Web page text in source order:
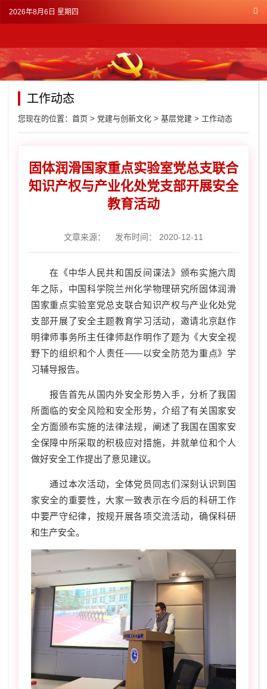
2026年8月6日 星期四
工作动态
您现在的位置： 首页 > 党建与创新文化 > 基层党建 > 工作动态
固体润滑国家重点实验室党总支联合
知识产权与产业化处党支部开展安全
教育活动
文章来源： 发布时间： 2020-12-11
在《中华人民共和国反间谍法》颁布实施六周
年之际，中国科学院兰州化学物理研究所固体润滑
国家重点实验室党总支联合知识产权与产业化处党
支部开展了安全主题教育学习活动，邀请北京赵作
明律师事务所主任律师赵作明作了题为《大安全视
野下的组织和个人责任——以安全防范为重点》学
习辅导报告。
报告首先从国内外安全形势入手，分析了我国
所面临的安全风险和安全形势，介绍了有关国家安
全方面颁布实施的法律法规，阐述了我国在国家安
全保障中所采取的积极应对措施，并就单位和个人
做好安全工作提出了意见建议。
通过本次活动，全体党员同志们深刻认识到国
家安全的重要性，大家一致表示在今后的科研工作
中要严守纪律，按规开展各项交流活动，确保科研
和生产安全。